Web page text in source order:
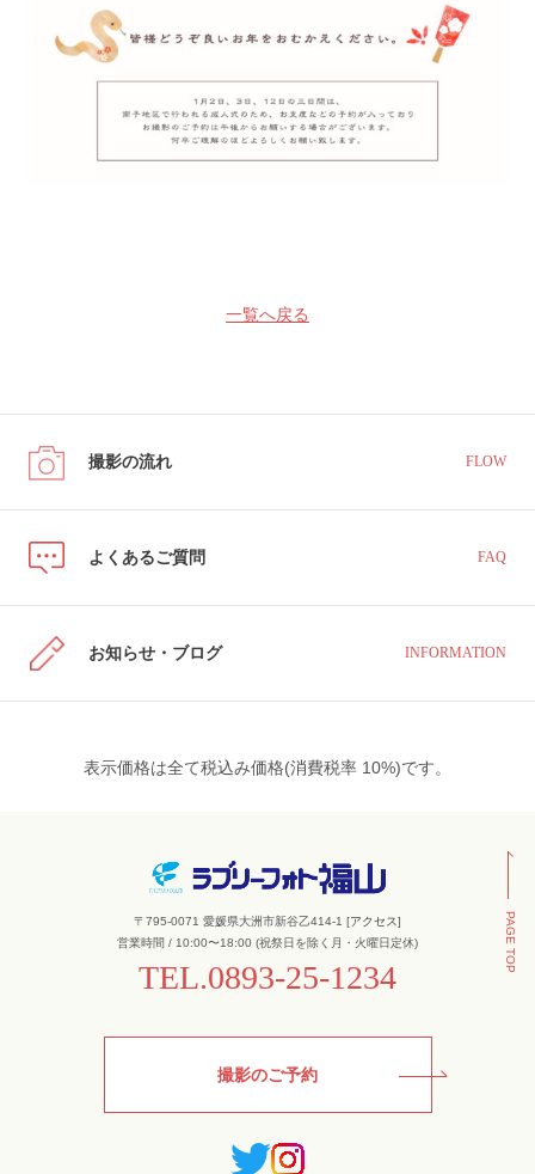
一覧へ戻る
撮影の流れ FLOW
よくあるご質問 FAQ
お知らせ・ブログ INFORMATION
表示価格は全て税込み価格(消費税率 10%)です。
〒795-0071 愛媛県大洲市新谷乙414-1 [アクセス]
営業時間 / 10:00〜18:00 (祝祭日を除く月・火曜日定休)
TEL.0893-25-1234
撮影のご予約
PAGE TOP